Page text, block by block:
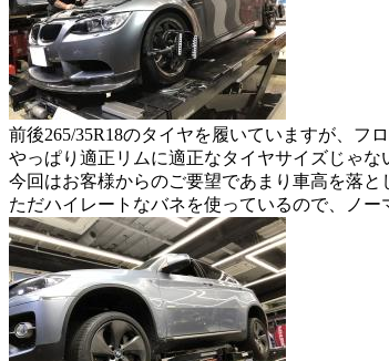
前後265/35R18のタイヤを履いていますが、フ
やっぱり適正リムに適正なタイヤサイズじゃ
今回はお客様からのご要望であまり車高を落
ただハイレートなバネを使っているので、ノ